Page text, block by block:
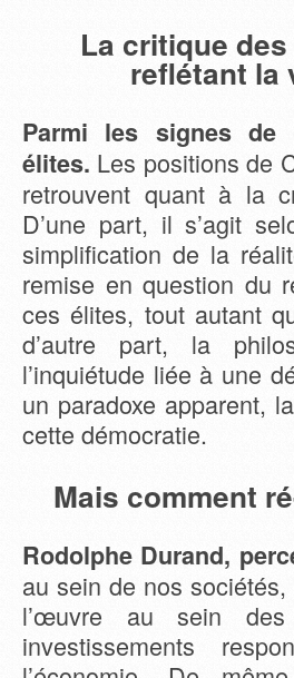
La critique
reflétant la
Parmi les signes de
élites. Les positions de
retrouvent quant à la
D’une part, il s’agit
simplification de la
remise en question du
ces élites, tout autant
d’autre part, la
l’inquiétude liée à une
un paradoxe apparent,
cette démocratie.
Mais comment
Rodolphe Durand,
au sein de nos
l’œuvre au sein des
investissements